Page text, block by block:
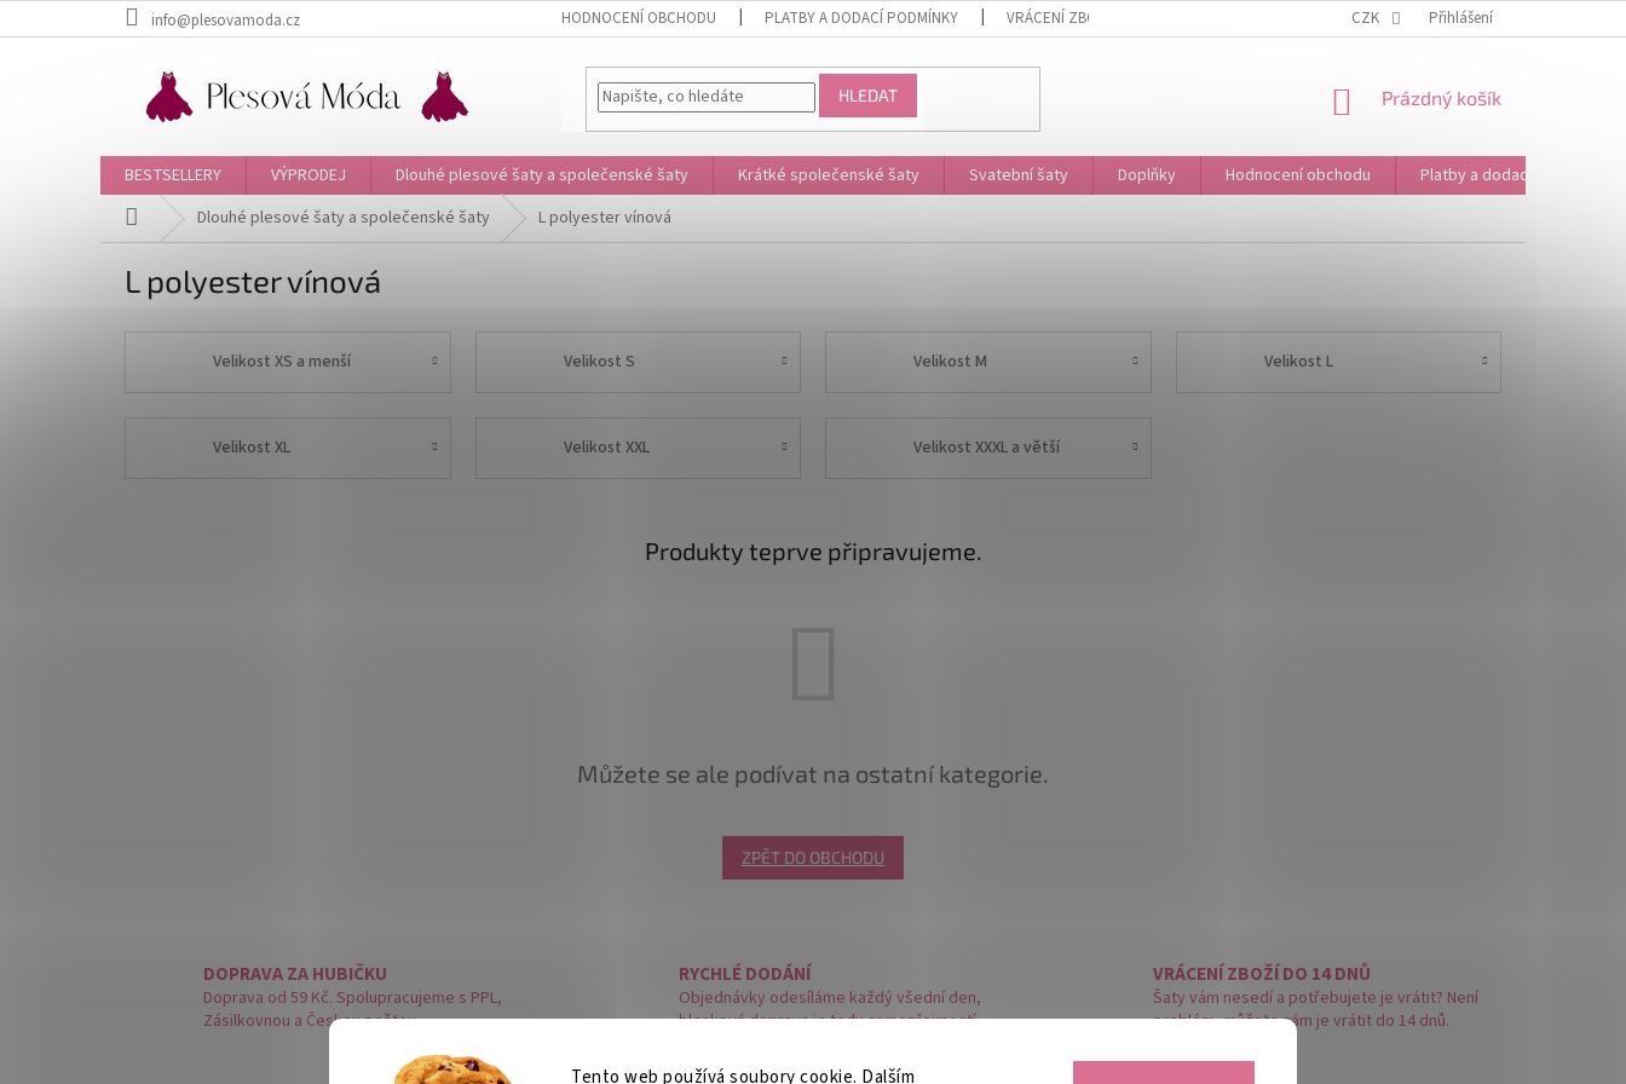
Tento web používá soubory cookie. Dalším
na
info@plesovamoda.cz HODNOCENÍ OBCHODU PLATBY A DODACÍ PODMÍNKY VRÁCENÍ ZBOŽÍ PODMÍNKY OCHRANY OSOBNÍCH ÚDAJŮ
CZK Přihlášení
HLEDAT
NÁKUPNÍ
Prázdný košík
BESTSELLERY VÝPRODEJ Dlouhé plesové šaty a společenské šaty Krátké společenské šaty Svatební šaty Doplňky Hodnocení obchodu
Platby a dodací podmínky
Domů Dlouhé plesové šaty a společenské šaty L polyester vínová
L polyester vínová
Velikost XS a menší Velikost S Velikost M Velikost L
Velikost XL Velikost XXL Velikost XXXL a větší
Produkty teprve připravujeme.
Můžete se ale podívat na ostatní kategorie.
ZPĚT DO OBCHODU
DOPRAVA ZA HUBIČKU
Doprava od 59 Kč. Spolupracujeme s PPL,
Zásilkovnou a Českou poštou.
RYCHLÉ DODÁNÍ
Objednávky odesíláme každý všední den,
blesková doprava je tedy samozřejmostí.
VRÁCENÍ ZBOŽÍ DO 14 DNŮ
Šaty vám nesedí a potřebujete je vrátit? Není
problém, můžete nám je vrátit do 14 dnů.